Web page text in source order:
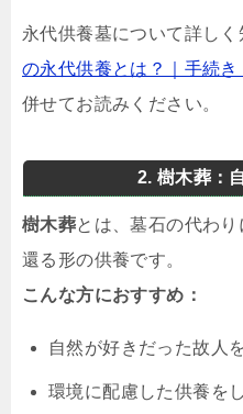
永代供養墓について詳しく
の永代供養とは？｜手続
併せてお読みください。
2. 樹木葬：
樹木葬とは、墓石の代わ
還る形の供養です。
こんな方におすすめ：
自然が好きだった故人
環境に配慮した供養を